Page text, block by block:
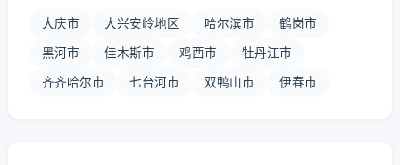
大庆市 大兴安岭地区 哈尔滨市 鹤岗市
黑河市 佳木斯市 鸡西市 牡丹江市
齐齐哈尔市 七台河市 双鸭山市 伊春市